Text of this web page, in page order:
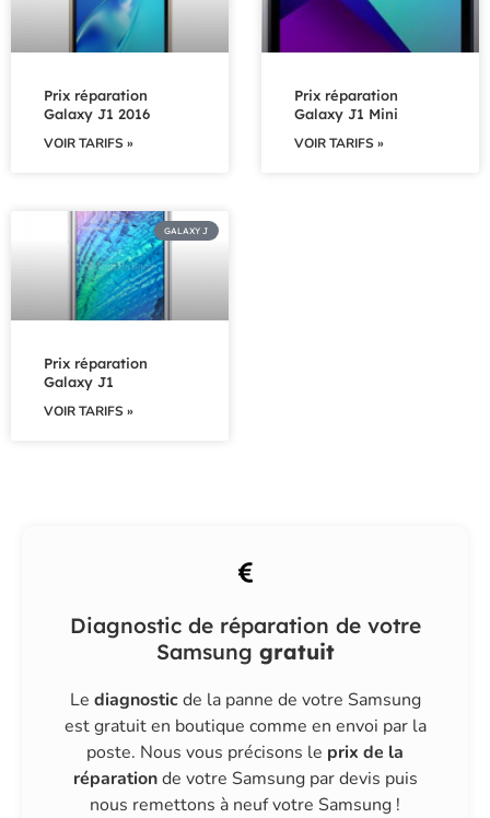
Prix réparation
Galaxy J1 2016
VOIR TARIFS »
Prix réparation
Galaxy J1 Mini
VOIR TARIFS »
GALAXY J
Prix réparation
Galaxy J1
VOIR TARIFS »
Diagnostic de réparation de votre
Samsung gratuit
Le diagnosticde la panne de votre Samsung
est gratuiten boutique comme en envoi par la
poste. Nous vous précisons le prix de la
réparationde votre Samsung par devis puis
nous remettons à neuf votre Samsung !